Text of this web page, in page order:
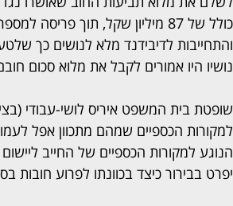
כולל של 87 מיליון שקל, תוך פריסה
והתחייבות לדיבידנד מלא לנושים כך
נושיו היו אמורים לקבל את מלוא סכום
שופטת בית המשפט איריס לושי-עבודי
למקורות הכספיים שמהם מתכוון אפל
הנוגע למקורות הכספיים של החייב
יפרט בבירור כיצד בכוונתו לפרוע חובות